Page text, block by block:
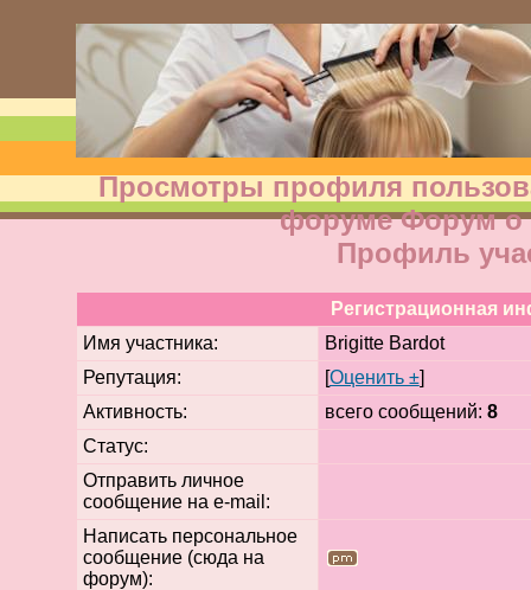
Просмотры профиля
форуме Форум о
Профиль
Регистрационная
Имя участника:
Brigitte Bardot
Репутация:
[Оценить ±]
Активность:
всего сообщений: 8
Статус:
Отправить личное
сообщение на e-mail:
Написать персональное
сообщение (сюда на
форум):